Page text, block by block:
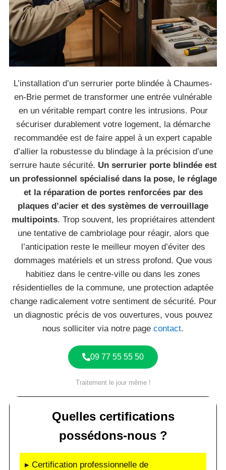
L’installation d’un serrurier porte blindée à Chaumes-
en-Brie permet de transformer une entrée vulnérable
en un véritable rempart contre les intrusions. Pour
sécuriser durablement votre logement, la démarche
recommandée est de faire appel à un expert capable
d’allier la robustesse du blindage à la précision d’une
serrure haute sécurité. Un serrurier porte blindée est
un professionnel spécialisé dans la pose, le réglage
et la réparation de portes renforcées par des
plaques d’acier et des systèmes de verrouillage
multipoints. Trop souvent, les propriétaires attendent
une tentative de cambriolage pour réagir, alors que
l’anticipation reste le meilleur moyen d’éviter des
dommages matériels et un stress profond. Que vous
habitiez dans le centre-ville ou dans les zones
résidentielles de la commune, une protection adaptée
change radicalement votre sentiment de sécurité. Pour
un diagnostic précis de vos ouvertures, vous pouvez
nous solliciter via notre page contact.
09 77 55 55 50
Traitement le jour même !
Quelles certifications
possédons-nous ?
▸ Certification professionnelle de